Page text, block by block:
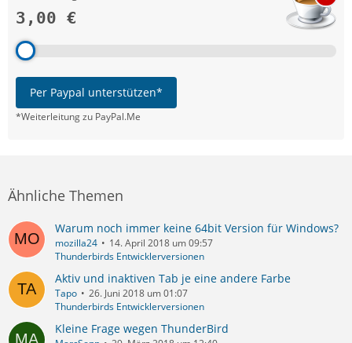
3,00 €
Per Paypal unterstützen*
*Weiterleitung zu PayPal.Me
Ähnliche Themen
Warum noch immer keine 64bit Version für Windows?
mozilla24
14. April 2018 um 09:57
Thunderbirds Entwicklerversionen
Aktiv und inaktiven Tab je eine andere Farbe
Tapo
26. Juni 2018 um 01:07
Thunderbirds Entwicklerversionen
Kleine Frage wegen ThunderBird